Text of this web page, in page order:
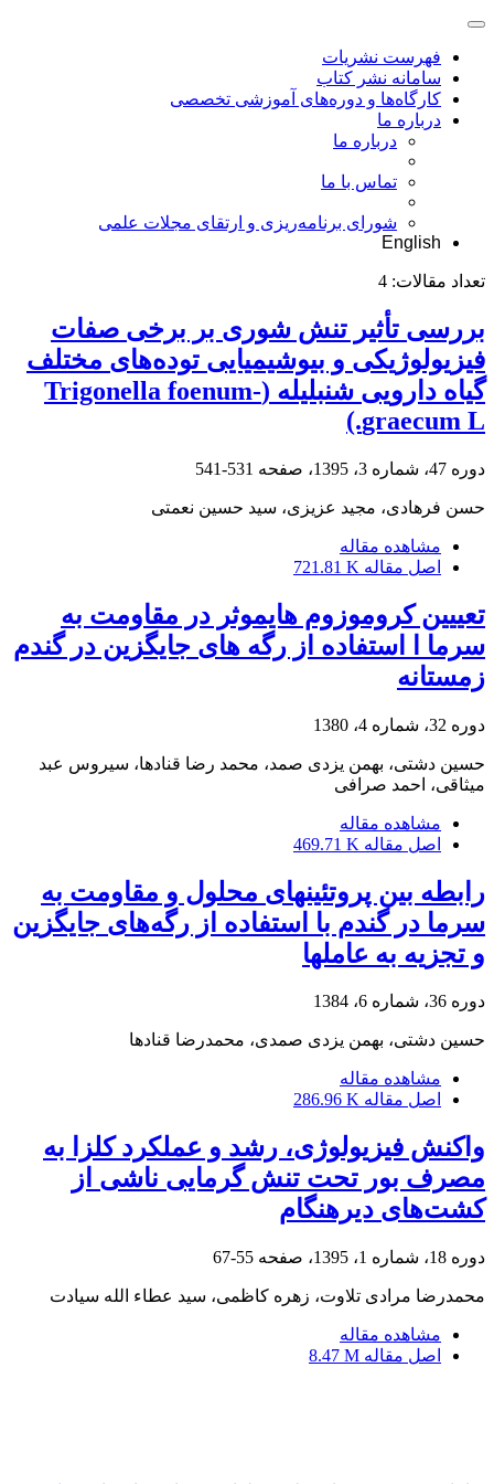
فهرست نشریات
سامانه نشر کتاب
کارگاه‌ها و دوره‌های آموزشی تخصصی
درباره ما
درباره ما
تماس با ما
شورای برنامه‌ریزی و ارتقای مجلات علمی
English
تعداد مقالات: 4
بررسی تأثیر تنش شوری بر برخی صفات
فیزیولوژیکی و بیوشیمیایی توده‌های مختلف
گیاه دارویی شنبلیله (Trigonella foenum-
graecum L.)
دوره 47، شماره 3، 1395، صفحه 531-541
حسن فرهادی، مجید عزیزی، سید حسین نعمتی
مشاهده مقاله
اصل مقاله 721.81 K
تعییین کروموزوم هایموثر در مقاومت به
سرما ا استفاده از رگه های جایگزین در گندم
زمستانه
دوره 32، شماره 4، 1380
حسین دشتی، بهمن یزدی صمد، محمد رضا قنادها، سیروس عبد
میثاقی، احمد صرافی
مشاهده مقاله
اصل مقاله 469.71 K
رابطه بین پروتئینهای محلول و مقاومت به
سرما در گندم با استفاده از رگه‌های جایگزین
و تجزیه به عاملها
دوره 36، شماره 6، 1384
حسین دشتی، بهمن یزدی صمدی، محمدرضا قنادها
مشاهده مقاله
اصل مقاله 286.96 K
واکنش فیزیولوژی، رشد و عملکرد کلزا به
مصرف بور تحت تنش گرمایی ناشی از
کشت‌های دیرهنگام
دوره 18، شماره 1، 1395، صفحه 55-67
محمدرضا مرادی تلاوت، زهره کاظمی، سید عطاء الله سیادت
مشاهده مقاله
اصل مقاله 8.47 M